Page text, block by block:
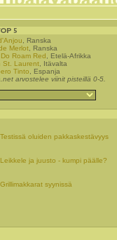
, Ranska
Merlot, Ranska
Roam Red , Etelä-Afrikka
St. Laurent, Itävalta
Tinto , Espanja
arvostelee viinit pisteillä 0-5.
Testissä oluiden pakkaskestävyys
Leikkele ja juusto - kumpi päälle?
Grillimakkarat syynissä